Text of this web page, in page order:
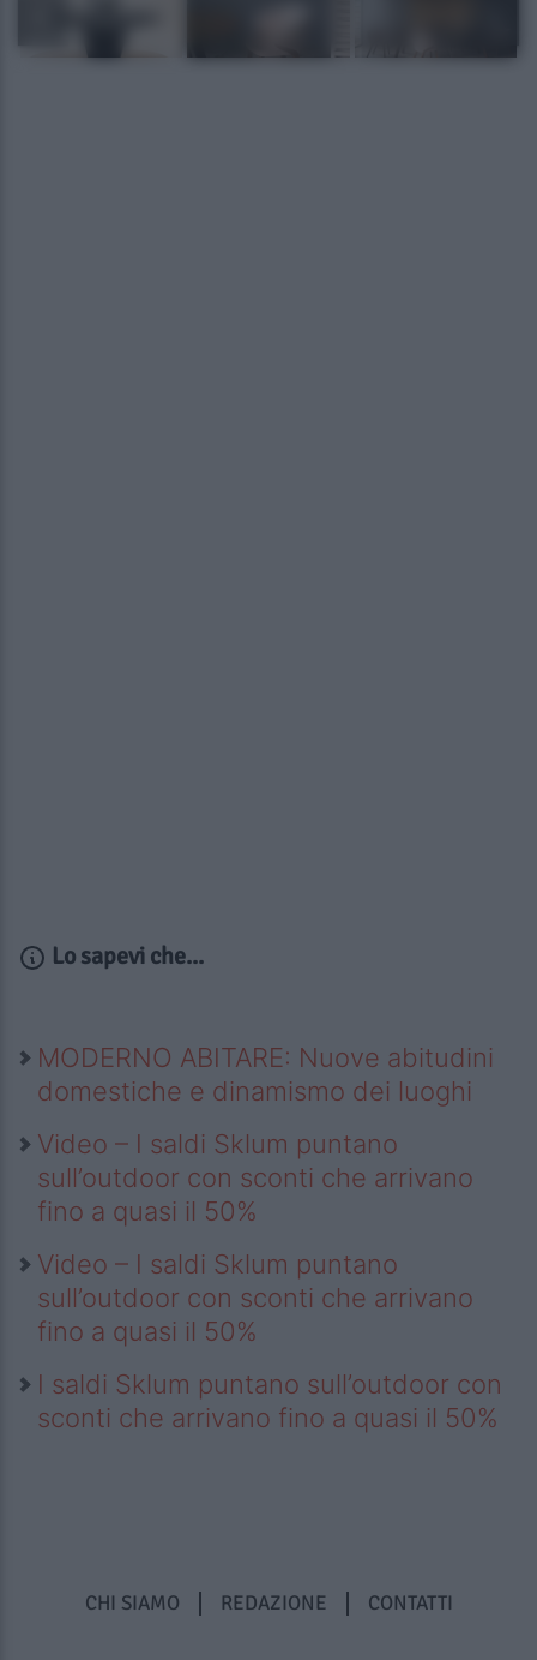
Lo sapevi che...
MODERNO ABITARE: Nuove abitudini
domestiche e dinamismo dei luoghi
Video – I saldi Sklum puntano
sull’outdoor con sconti che arrivano
fino a quasi il 50%
Video – I saldi Sklum puntano
sull’outdoor con sconti che arrivano
fino a quasi il 50%
I saldi Sklum puntano sull’outdoor con
sconti che arrivano fino a quasi il 50%
CHI SIAMO REDAZIONE CONTATTI